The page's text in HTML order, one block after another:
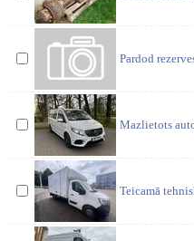
Pardod
Mazlietots
Teicamā